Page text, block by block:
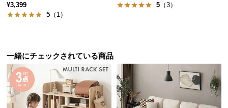
様
ポ
ー
ト
¥3,399
5 （1）
5 （3）
一緒にチェックされている商品